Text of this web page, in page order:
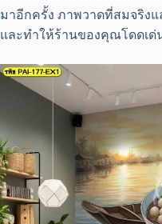
มาอีกครั้ง ภาพวาดที่สมจริง
และทำให้ร้านของคุณโดดเด่